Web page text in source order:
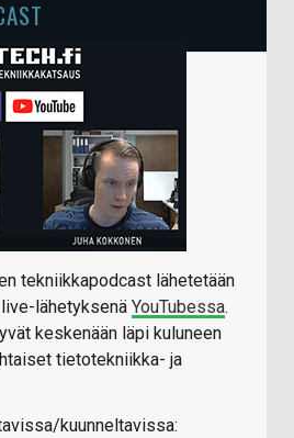
tekniikkapodcast lähetetään
lähetyksenä YouTubessa.
keskenään läpi kuluneen
tietotekniikka- ja
kuunneltavissa: